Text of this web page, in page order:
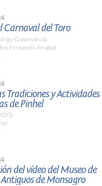
Carnaval del Toro
(Salamanca)
Fernando Arrabal
Tradiciones y Actividades
de Pinhel
del vídeo del Museo de
de Monsagro